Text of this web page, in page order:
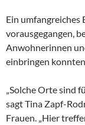
Ein umfangreiches
vorausgegangen,
Anwohnerinnen
einbringen
„Solche Orte sind
sagt Tina Zapf-
Frauen. „Hier